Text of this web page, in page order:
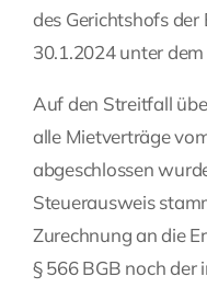
des Gerichtshofs
30.1.2024 unter
Auf den Streitfall
alle Mietverträge
abgeschlossen
Steuerausweis
Zurechnung an die
§ 566 BGB noch der